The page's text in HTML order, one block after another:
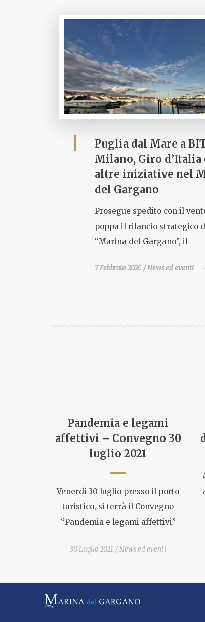
Puglia dal Mare a
Milano, Giro d’Italia
altre iniziative nel
del Gargano
Prosegue spedito con il
poppa il rilancio strategico
“Marina del Gargano”, il
7 Febbraio 2020 News ed eventi
Pandemia e legami
affettivi – Convegno 30
luglio 2021
Venerdì 30 luglio presso il porto
turistico, si terrà il Convegno
“Pandemia e legami affettivi”
30 Luglio 2021 News ed eventi